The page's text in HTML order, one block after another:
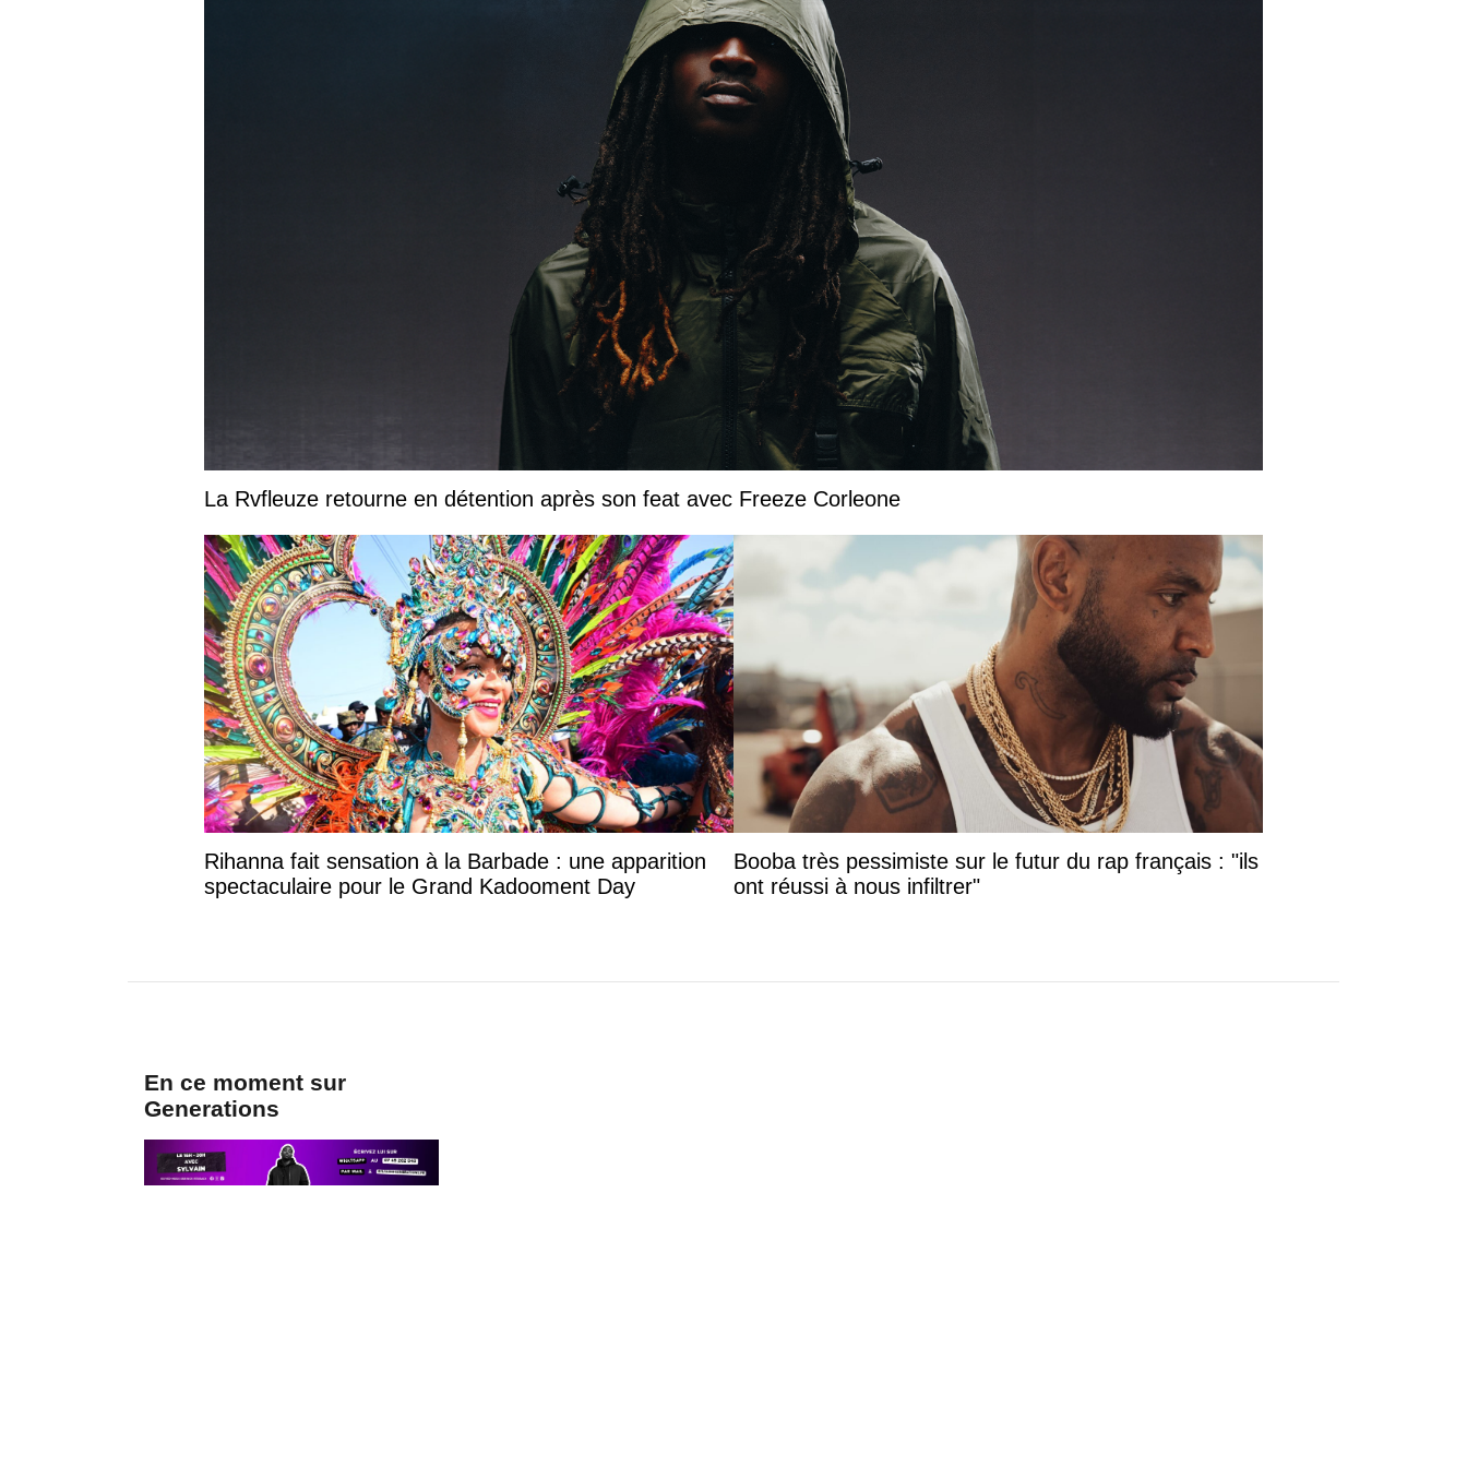
La Rvfleuze retourne en détention après son feat avec Freeze Corleone
Rihanna fait sensation à la Barbade : une apparition
spectaculaire pour le Grand Kadooment Day
Booba très pessimiste sur le futur du rap français : "ils
ont réussi à nous infiltrer"
En ce moment sur
Generations